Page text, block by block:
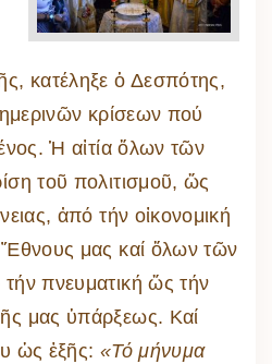
κατέληξε ὁ Δεσπότης,
κρίσεων πού
Ἡ αἰτία ὅλων τῶν
τοῦ πολιτισμοῦ, ὥς
ἀπό τήν οἰκονομική
Ἔθνους μας καί ὅλων τῶν
πνευματική ὥς τήν
μας ὑπάρξεως. Καί
ὡς ἑξῆς: «Τό μήνυμα